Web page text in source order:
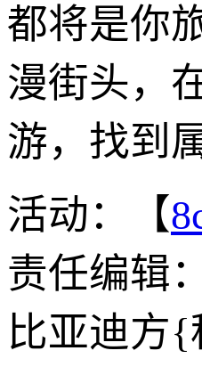
都将是你
漫街头，
游，找到
活动：【
责任编辑
比亚迪方{